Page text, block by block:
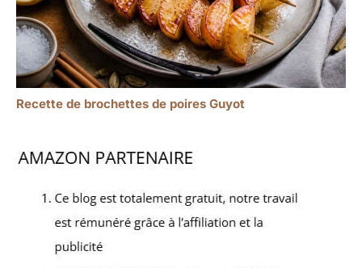
Recette de brochettes de poires Guyot